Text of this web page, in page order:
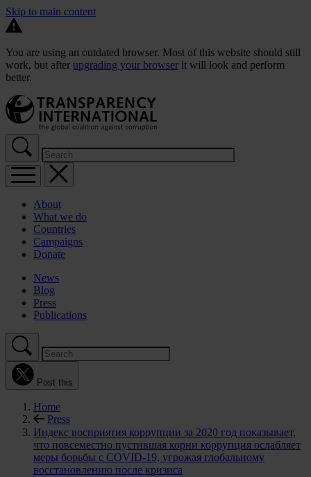
Skip to main content
You are using an outdated browser. Most of this website should still
work, but after upgrading your browser it will look and perform
better.
About
What we do
Countries
Campaigns
Donate
News
Blog
Press
Publications
Post this
Home
Press
Индекс восприятия коррупции за 2020 год показывает,
что повсеместно пустившая корни коррупция ослабляет
меры борьбы с COVID-19, угрожая глобальному
восстановлению после кризиса